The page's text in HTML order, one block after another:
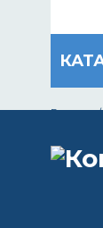
Главная /